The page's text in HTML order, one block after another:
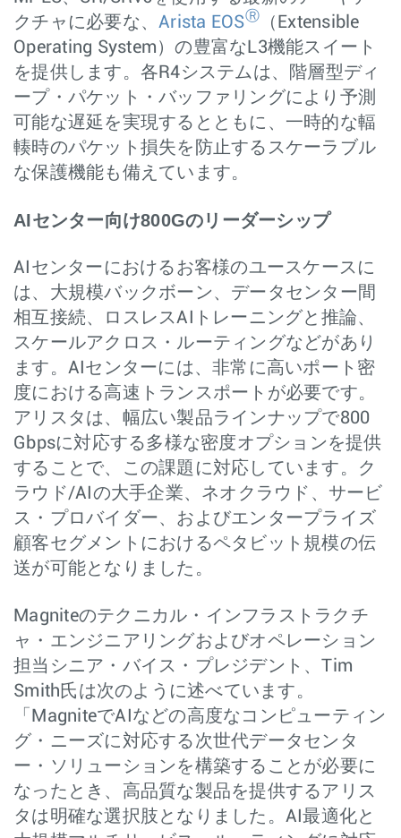
クチャに必要な、 Arista EOSⓇ（Extensible
Operating System）の豊富なL3機能スイート
を提供します。各R4システムは、階層型ディ
ープ・パケット・バッファリングにより予測
可能な遅延を実現するとともに、一時的な輻
輳時のパケット損失を防止するスケーラブル
な保護機能も備えています。
AIセンター向け800Gのリーダーシップ
AIセンターにおけるお客様のユースケースに
は、大規模バックボーン、データセンター間
相互接続、ロスレスAIトレーニングと推論、
スケールアクロス・ルーティングなどがあり
ます。AIセンターには、非常に高いポート密
度における高速トランスポートが必要です。
アリスタは、幅広い製品ラインナップで800
Gbpsに対応する多様な密度オプションを提供
することで、この課題に対応しています。ク
ラウド/AIの大手企業、ネオクラウド、サービ
ス・プロバイダー、およびエンタープライズ
顧客セグメントにおけるペタビット規模の伝
送が可能となりました。
Magniteのテクニカル・インフラストラクチ
ャ・エンジニアリングおよびオペレーション
担当シニア・バイス・プレジデント、Tim
Smith氏は次のように述べています。
「MagniteでAIなどの高度なコンピューティン
グ・ニーズに対応する次世代データセンタ
ー・ソリューションを構築することが必要に
なったとき、高品質な製品を提供するアリス
タは明確な選択肢となりました。AI最適化と